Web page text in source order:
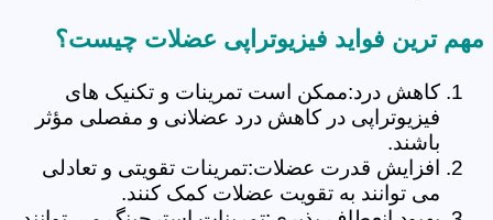
مهم ترین فواید فیزیوتراپی عضلات چیست؟
کاهش درد:ممکن است تمرینات و تکنیک های
فیزیوتراپی در کاهش درد عضلانی و مفصلی مؤثر
باشند.
افزایش قدرت عضلات:تمرینات تقویتی و تعادلی
می توانند به تقویت عضلات کمک کنند.